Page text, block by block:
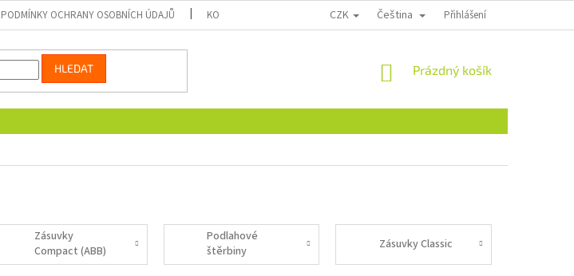
PODMÍNKY OCHRANY OSOBNÍCH ÚDAJŮ KONTAKTY CZK Čeština Přihlášení
HLEDAT
NÁKUPNÍ
Prázdný košík
Zásuvky
Compact (ABB)
Podlahové
štěrbiny
(Vacpan)
Zásuvky Classic